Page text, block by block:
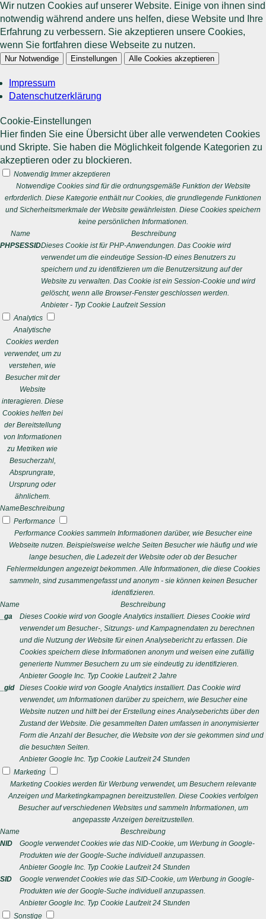
Wir nutzen Cookies auf unserer Website. Einige von ihnen sind
notwendig während andere uns helfen, diese Website und Ihre
Erfahrung zu verbessern. Sie akzeptieren unsere Cookies,
wenn Sie fortfahren diese Webseite zu nutzen.
Nur Notwendige Einstellungen Alle Cookies akzeptieren
Impressum
Datenschutzerklärung
Cookie-Einstellungen
Hier finden Sie eine Übersicht über alle verwendeten Cookies
und Skripte. Sie haben die Möglichkeit folgende Kategorien zu
akzeptieren oder zu blockieren.
Notwendig Immer akzeptieren
Notwendige Cookies sind für die ordnungsgemäße Funktion der Website
erforderlich. Diese Kategorie enthält nur Cookies, die grundlegende Funktionen
und Sicherheitsmerkmale der Website gewährleisten. Diese Cookies speichern
keine persönlichen Informationen.
Name
Beschreibung
PHPSESSIDDieses Cookie ist für PHP-Anwendungen. Das Cookie wird
verwendet um die eindeutige Session-ID eines Benutzers zu
speichern und zu identifizieren um die Benutzersitzung auf der
Website zu verwalten. Das Cookie ist ein Session-Cookie und wird
gelöscht, wenn alle Browser-Fenster geschlossen werden.
Anbieter - Typ Cookie Laufzeit Session
Analytics
Analytische
Cookies werden
verwendet, um zu
verstehen, wie
Besucher mit der
Website
interagieren. Diese
Cookies helfen bei
der Bereitstellung
von Informationen
zu Metriken wie
Besucherzahl,
Absprungrate,
Ursprung oder
ähnlichem.
NameBeschreibung
Performance
Performance Cookies sammeln Informationen darüber, wie Besucher eine
Webseite nutzen. Beispielsweise welche Seiten Besucher wie häufig und wie
lange besuchen, die Ladezeit der Website oder ob der Besucher
Fehlermeldungen angezeigt bekommen. Alle Informationen, die diese Cookies
sammeln, sind zusammengefasst und anonym - sie können keinen Besucher
identifizieren.
Name
Beschreibung
_ga
Dieses Cookie wird von Google Analytics installiert. Dieses Cookie wird
verwendet um Besucher-, Sitzungs- und Kampagnendaten zu berechnen
und die Nutzung der Website für einen Analysebericht zu erfassen. Die
Cookies speichern diese Informationen anonym und weisen eine zufällig
generierte Nummer Besuchern zu um sie eindeutig zu identifizieren.
Anbieter Google Inc. Typ Cookie Laufzeit 2 Jahre
_gid
Dieses Cookie wird von Google Analytics installiert. Das Cookie wird
verwendet, um Informationen darüber zu speichern, wie Besucher eine
Website nutzen und hilft bei der Erstellung eines Analyseberichts über den
Zustand der Website. Die gesammelten Daten umfassen in anonymisierter
Form die Anzahl der Besucher, die Website von der sie gekommen sind und
die besuchten Seiten.
Anbieter Google Inc. Typ Cookie Laufzeit 24 Stunden
Marketing
Marketing Cookies werden für Werbung verwendet, um Besuchern relevante
Anzeigen und Marketingkampagnen bereitzustellen. Diese Cookies verfolgen
Besucher auf verschiedenen Websites und sammeln Informationen, um
angepasste Anzeigen bereitzustellen.
Name
Beschreibung
NID
Google verwendet Cookies wie das NID-Cookie, um Werbung in Google-
Produkten wie der Google-Suche individuell anzupassen.
Anbieter Google Inc. Typ Cookie Laufzeit 24 Stunden
SID
Google verwendet Cookies wie das SID-Cookie, um Werbung in Google-
Produkten wie der Google-Suche individuell anzupassen.
Anbieter Google Inc. Typ Cookie Laufzeit 24 Stunden
Sonstige